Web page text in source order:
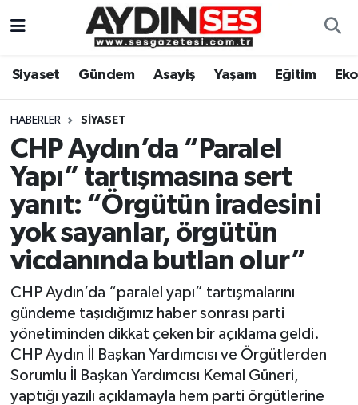
Siyaset Gündem Asayiş Yaşam Eğitim
HABERLER SIYASET
CHP Aydın’da “Paralel
Yapı” tartışmasına sert
yanıt: “Örgütün iradesini
yok sayanlar, örgütün
vicdanında butlan olur”
CHP Aydın’da “paralel yapı” tartışmalarını
gündeme taşıdığımız haber sonrası parti
yönetiminden dikkat çeken bir açıklama geldi.
CHP Aydın İl Başkan Yardımcısı ve Örgütlerden
Sorumlu İl Başkan Yardımcısı Kemal Güneri,
yaptığı yazılı açıklamayla hem parti örgütlerine
Gündem
Siyaset
Ekonomi
Yaşam
Eğitim
Kültür Sanat
Aydın Hava Durumu
Aydin Namaz Vakitleri
Aydın Trafik Yoğunluk Haritası
Süper Lig Puan Durumu ve Fikstür
Tüm Manşetler
Son Dakika Haberleri
Haber Arşivi